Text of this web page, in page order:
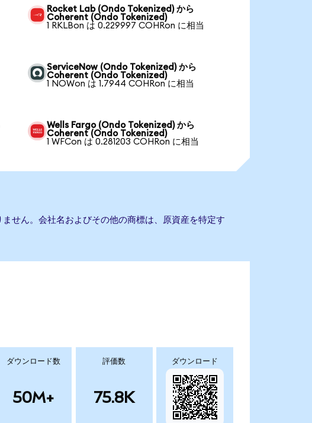
Rocket Lab (Ondo Tokenized) から
Coherent (Ondo Tokenized)
1 RKLBon は 0.229997 COHRon に相当
ServiceNow (Ondo Tokenized) から
Coherent (Ondo Tokenized)
1 NOWon は 1.7944 COHRon に相当
Wells Fargo (Ondo Tokenized) から
Coherent (Ondo Tokenized)
1 WFCon は 0.281203 COHRon に相当
せん。会社名およびその他の商標は、原資産を特定す
ダウンロード数
50M+
評価数
75.8K
ダウンロード